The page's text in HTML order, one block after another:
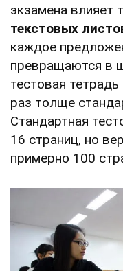
экзамена влияет
текстовых
каждое
превращаются в
тестовая
раз толще
Стандартная
16 страниц, но
примерно 100